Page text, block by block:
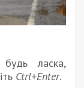
ласка,
Ctrl+Enter.